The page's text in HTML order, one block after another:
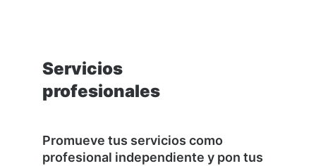
Servicios
profesionales
Promueve tus servicios como
profesional independiente y pon tus